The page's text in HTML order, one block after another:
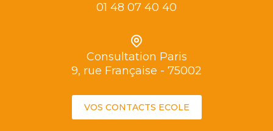
01 48 07 40 40
Consultation Paris
9, rue Française - 75002
VOS CONTACTS ECOLE